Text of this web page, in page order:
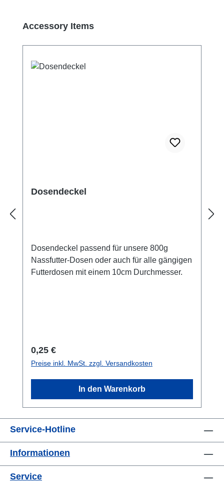
Produktgalerie überspringen
Accessory Items
Dosendeckel
Dosendeckel passend für unsere 800g
Nassfutter-Dosen oder auch für alle gängigen
Futterdosen mit einem 10cm Durchmesser.
Regulärer Preis:
0,25 €
Preise inkl. MwSt. zzgl. Versandkosten
In den Warenkorb
Service-Hotline
Informationen
Service